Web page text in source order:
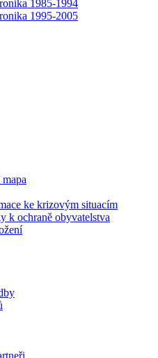
1985-1994
1995-2005
ke krizovým situacím
k ochraně obyvatelstva